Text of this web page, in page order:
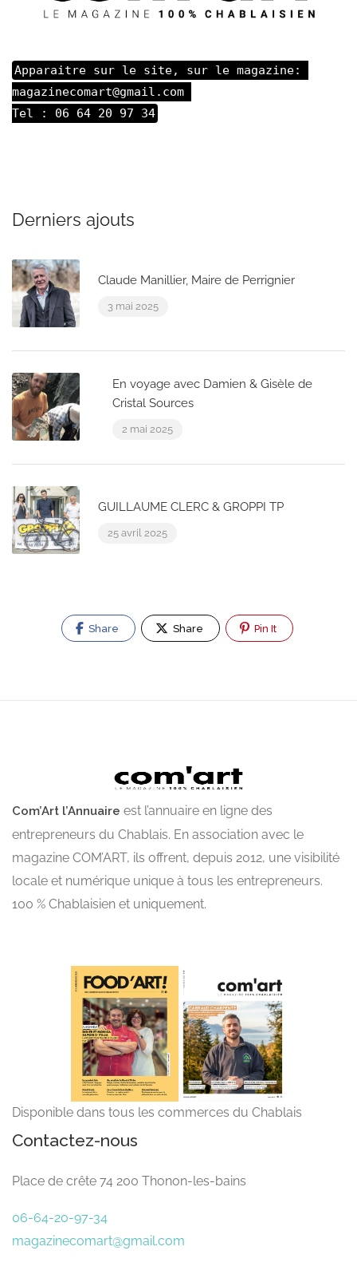
Apparaitre sur le site, sur le magazine:
magazinecomart@gmail.com
Tel : 06 64 20 97 34
Derniers ajouts
Claude Manillier, Maire de Perrignier
3 mai 2025
En voyage avec Damien & Gisèle de
Cristal Sources
2 mai 2025
GUILLAUME CLERC & GROPPI TP
25 avril 2025
Share Share Pin It
Com’Art l’Annuaire est l’annuaire en ligne des
entrepreneurs du Chablais. En association avec le
magazine COM’ART, ils offrent, depuis 2012, une visibilité
locale et numérique unique à tous les entrepreneurs.
100 % Chablaisien et uniquement.
Disponible dans tous les commerces du Chablais
Contactez-nous
Place de crête 74 200 Thonon-les-bains
06-64-20-97-34
magazinecomart@gmail.com